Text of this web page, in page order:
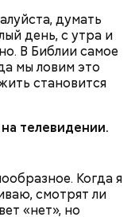
думать
день, с утра и
В Библии самое
мы ловим это
становится
телевидении.
Когда я
смотрят ли
«нет», но